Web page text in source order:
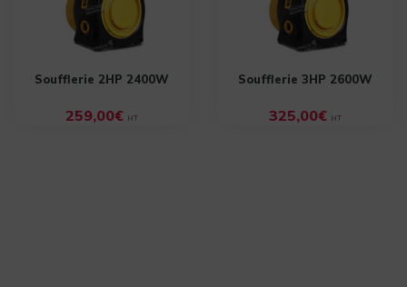
Soufflerie 2HP 2400W
259,00€ HT
Soufflerie 3HP 2600W
325,00€ HT